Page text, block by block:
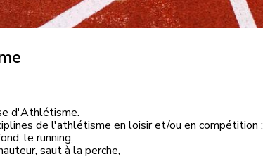
d'Athlétisme.
de l'athlétisme en loisir et/ou en compétition :
le running,
saut à la perche,